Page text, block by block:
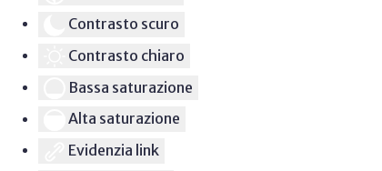
Contrasto scuro
Contrasto chiaro
Bassa saturazione
Alta saturazione
Evidenzia link